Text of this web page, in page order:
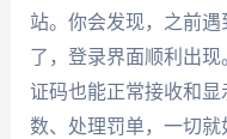
站。你会发现，之前
了，登录界面顺利出
证码也能正常接收和
数、处理罚单，一切